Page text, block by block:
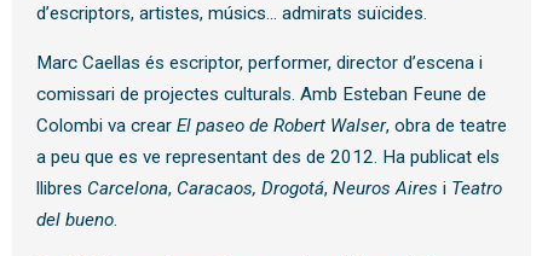
d’escriptors, artistes, músics… admirats suïcides.
Marc Caellas és escriptor, performer, director d’escena i
comissari de projectes culturals. Amb Esteban Feune de
Colombi va crear El paseo de Robert Walser, obra de teatre
a peu que es ve representant des de 2012. Ha publicat els
llibres Carcelona, Caracaos, Drogotá, Neuros Aires i Teatro
del bueno.